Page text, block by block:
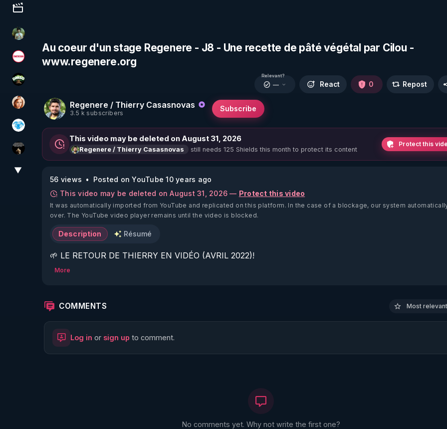
Culture, media & entertainment
Sonmi-877
Magazine Nexus
DMSO pour TOUS
Ambr3
A.D.N.M
Infos et vérité
▼
Au coeur d'un stage Regenere - J8 - Une recette de pâté végétal par Cilou -
www.regenere.org
Regenere / Thierry Casasnovas
3.5 k subscribers
Subscribe
Relevant?
— React 0 Repost
This video may be deleted on August 31, 2026
Regenere / Thierry Casasnovas still needs 125 Shields this month to protect its content
Protect this
56 views
Posted on YouTube 10 years ago
This video may be deleted on August 31, 2026 — Protect this video
It was automatically imported from YouTube and replicated on this platform. In the case of a blockage, our system
over. The YouTube video player remains until the video is blocked.
Description Résumé
🌱 LE RETOUR DE THIERRY EN VIDÉO (AVRIL 2022)!
🌱 LE MAGAZINE RÉGÉNÈRE
http://rgnr.li/ymag
More
COMMENTS Most
Log in or sign up to comment.
No comments yet. Why not write the first one?